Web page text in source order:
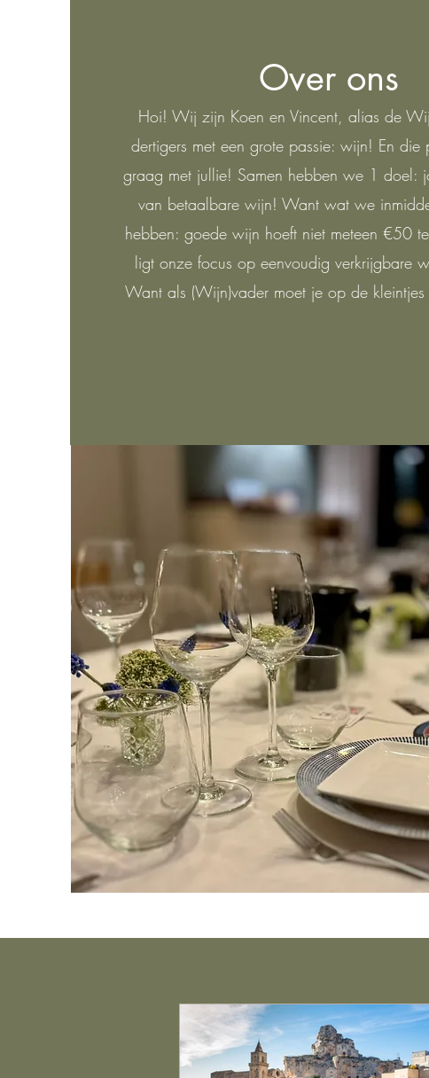
Over ons
Hoi! Wij zijn Koen en Vincent, alias de
dertigers met een grote passie: wijn! En die
graag met jullie! Samen hebben we 1 doel:
van betaalbare wijn! Want wat we
hebben: goede wijn hoeft niet meteen €50
ligt onze focus op eenvoudig verkrijgbare
Want als (Wijn)vader moet je op de